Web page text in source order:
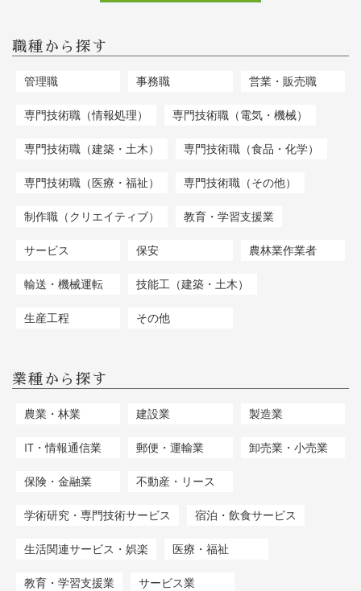
職種から探す
管理職 事務職 営業・販売職
専門技術職（情報処理） 専門技術職（電気・機械）
専門技術職（建築・土木） 専門技術職（食品・化学）
専門技術職（医療・福祉） 専門技術職（その他）
制作職（クリエイティブ） 教育・学習支援業
サービス 保安 農林業作業者
輸送・機械運転 技能工（建築・土木）
生産工程 その他
業種から探す
農業・林業 建設業 製造業
IT・情報通信業 郵便・運輸業 卸売業・小売業
保険・金融業 不動産・リース
学術研究・専門技術サービス 宿泊・飲食サービス
生活関連サービス・娯楽 医療・福祉
教育・学習支援業 サービス業